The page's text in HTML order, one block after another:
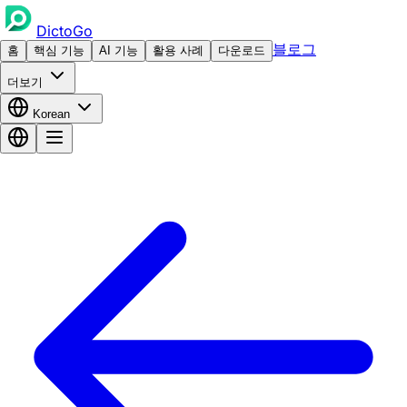
DictoGo
홈 핵심 기능 AI 기능 활용 사례 다운로드 블로그
더보기
Korean